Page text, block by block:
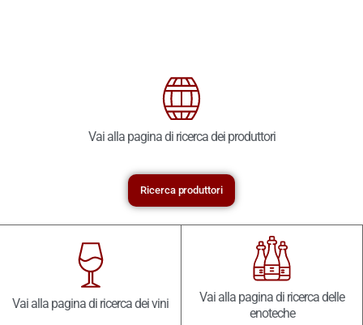
Vai alla pagina di ricerca dei produttori
Ricerca produttori
Vai alla pagina di ricerca dei vini
Vai alla pagina di ricerca delle
enoteche